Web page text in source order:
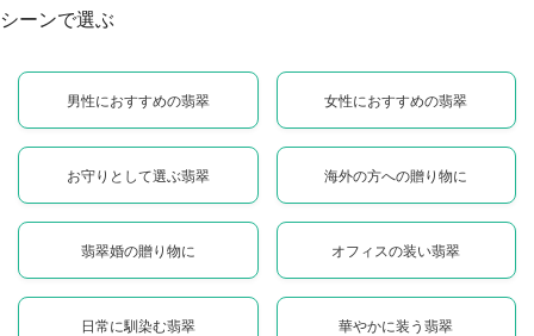
シーンで選ぶ
男性におすすめの翡翠 女性におすすめの翡翠
お守りとして選ぶ翡翠 海外の方への贈り物に
翡翠婚の贈り物に オフィスの装い翡翠
日常に馴染む翡翠 華やかに装う翡翠